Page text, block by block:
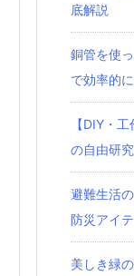
底解説
銅管を使
で効率的
【DIY・
の自由研
避難生活
防災アイ
美しき緑